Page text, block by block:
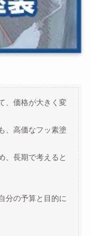
、価格が大きく変
、高価なフッ素塗
、長期で考えると
分の予算と目的に